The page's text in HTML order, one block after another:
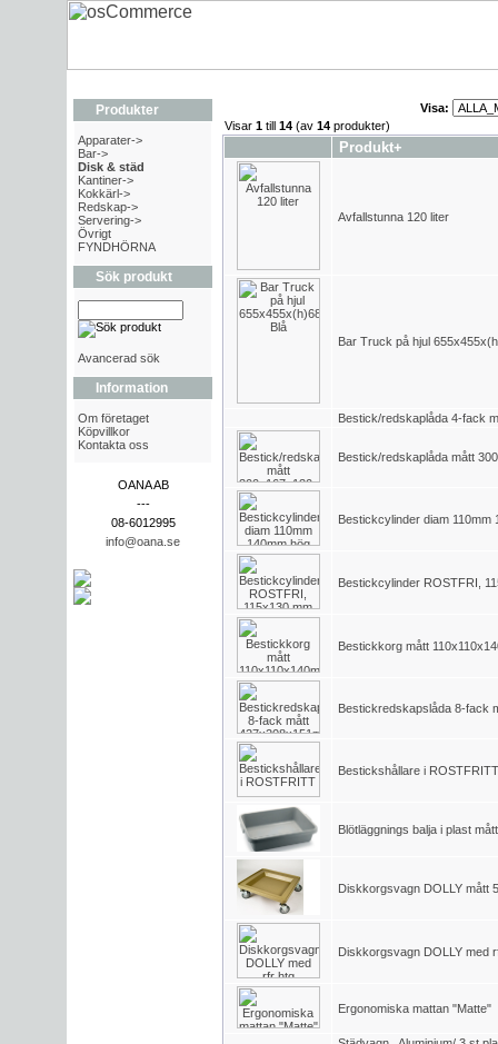
Produkter
Apparater->
Bar->
Disk & städ
Kantiner->
Kokkärl->
Redskap->
Servering->
Övrigt
FYNDHÖRNA
Sök produkt
Avancerad sök
Information
Om företaget
Köpvillkor
Kontakta oss
OANA AB
---
08-6012995
info@oana.se
Visa:
Visar 1 till 14 (av 14 produkter)
Produkt+
Avfallstunna 120 liter
Bar Truck på hjul
Bestick/redskaplåda 4-fack
Bestick/redskaplåda mått
Bestickcylinder diam 110mm
Bestickcylinder ROSTFRI,
Bestickkorg mått
Bestickredskapslåda 8-fack
Bestickshållare i ROSTFRITT
Blötläggnings balja i plast
Diskkorgsvagn DOLLY mått
Diskkorgsvagn DOLLY med
Ergonomiska mattan "Matte"